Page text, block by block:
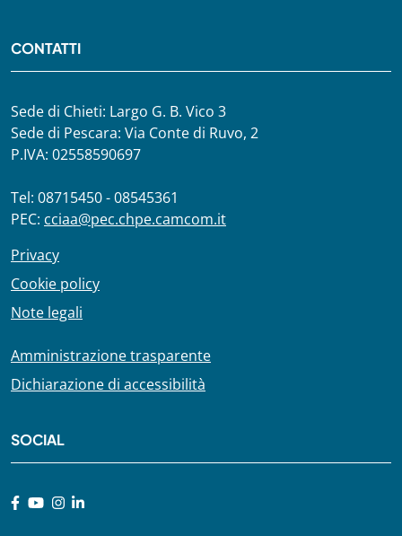
CONTATTI
Sede di Chieti: Largo G. B. Vico 3
Sede di Pescara: Via Conte di Ruvo, 2
P.IVA: 02558590697
Tel: 08715450 - 08545361
PEC: cciaa@pec.chpe.camcom.it
Privacy
Cookie policy
Note legali
Amministrazione trasparente
Dichiarazione di accessibilità
SOCIAL